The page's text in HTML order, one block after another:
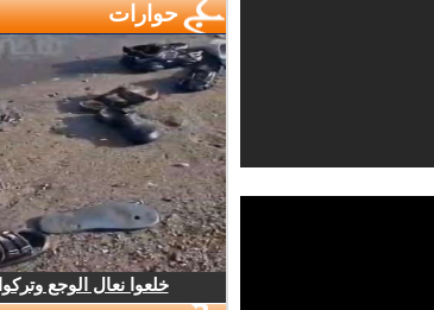
حوارات
خلعوا نعال الوجع